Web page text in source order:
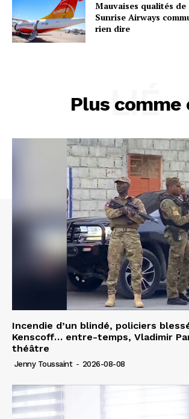
Mauvaises qualités
Sunrise Airways
rien dire
Plus comme
LIÉ
Incendie d’un blindé, policiers
Kenscoff… entre-temps, Vladimir
théâtre
Jenny Toussaint - 2026-08-08